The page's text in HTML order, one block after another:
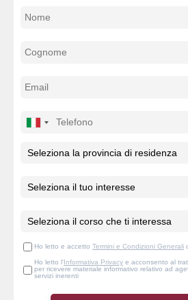
Ho letto e accetto Termini e Condizioni Generali
Ho letto l'Informativa Privacy e acconsento al
per ricevere materiale informativo relativo ad
servizi inerenti